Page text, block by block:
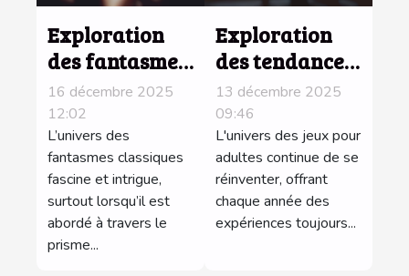
Exploration
des fantasmes
classiques à
travers les
récits de
femmes mûres
16 décembre 2025
12:02
L’univers des
fantasmes classiques
fascine et intrigue,
surtout lorsqu’il est
abordé à travers le
prisme...
Exploration
des tendances
des jeux pour
adultes en
2025 : Quelles
nouveautés ?
13 décembre 2025
09:46
L'univers des jeux pour
adultes continue de se
réinventer, offrant
chaque année des
expériences toujours...